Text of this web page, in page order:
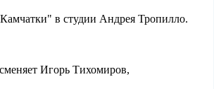
в студии Андрея Тропилло.
Игорь Тихомиров,